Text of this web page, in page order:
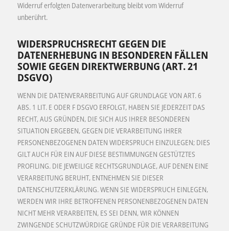
Widerruf erfolgten Datenverarbeitung bleibt vom Widerruf
unberührt.
WIDERSPRUCHSRECHT GEGEN DIE
DATENERHEBUNG IN BESONDEREN FÄLLEN
SOWIE GEGEN DIREKTWERBUNG (ART. 21
DSGVO)
WENN DIE DATENVERARBEITUNG AUF GRUNDLAGE VON ART. 6
ABS. 1 LIT. E ODER F DSGVO ERFOLGT, HABEN SIE JEDERZEIT DAS
RECHT, AUS GRÜNDEN, DIE SICH AUS IHRER BESONDEREN
SITUATION ERGEBEN, GEGEN DIE VERARBEITUNG IHRER
PERSONENBEZOGENEN DATEN WIDERSPRUCH EINZULEGEN; DIES
GILT AUCH FÜR EIN AUF DIESE BESTIMMUNGEN GESTÜTZTES
PROFILING. DIE JEWEILIGE RECHTSGRUNDLAGE, AUF DENEN EINE
VERARBEITUNG BERUHT, ENTNEHMEN SIE DIESER
DATENSCHUTZERKLÄRUNG. WENN SIE WIDERSPRUCH EINLEGEN,
WERDEN WIR IHRE BETROFFENEN PERSONENBEZOGENEN DATEN
NICHT MEHR VERARBEITEN, ES SEI DENN, WIR KÖNNEN
ZWINGENDE SCHUTZWÜRDIGE GRÜNDE FÜR DIE VERARBEITUNG